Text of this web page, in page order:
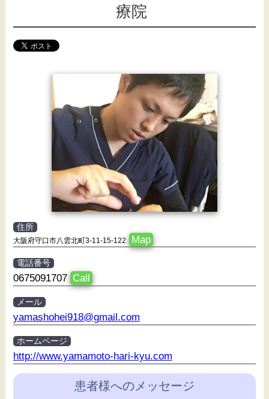
療院
住所
大阪府守口市八雲北町3-11-15-122 Map
電話番号
0675091707 Call
メール
yamashohei918@gmail.com
ホームページ
http://www.yamamoto-hari-kyu.com
患者様へのメッセージ